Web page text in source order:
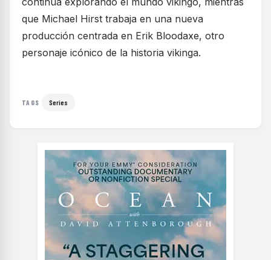
que Michael Hirst trabaja en una nueva
producción centrada en Erik Bloodaxe, otro
personaje icónico de la historia vikinga.
TAGS Series